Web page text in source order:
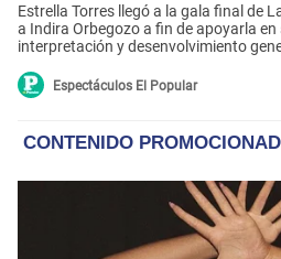
Estrella Torres llegó a la gala final de
a Indira Orbegozo a fin de apoyarla
interpretación y desenvolvimiento
Susana Baca.
Espectáculos El Popular